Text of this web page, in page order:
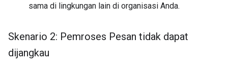
sama di lingkungan lain di organisasi Anda.
Skenario 2: Pemroses Pesan tidak dapat
dijangkau